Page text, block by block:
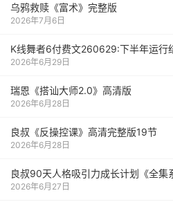
乌鸦救赎《富术》完整版
2026年7月6日
K线舞者6付费文260629:下半年运行
2026年6月29日
瑞恩《搭讪大师2.0》高清版
2026年6月28日
良叔《反操控课》高清完整版19节
2026年6月28日
良叔90天人格吸引力成长计划《全集
2026年6月27日